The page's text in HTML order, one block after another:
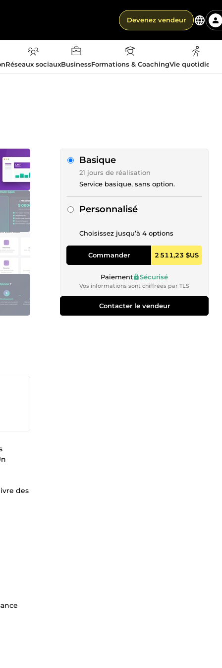
Devenez vendeur
Réseaux sociauxBusinessFormations & CoachingVie
des
Basique
21 jours de réalisation
Service basique, sans option.
Personnalisé
Choisissez jusqu’à 4 options
Commander 2 511,23 $US
Paiement Sécurisé
Vos informations sont chiffrées par TLS
Contacter le vendeur